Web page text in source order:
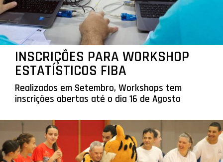
INSCRIÇÕES PARA WORKSHOP
ESTATÍSTICOS FIBA
Realizados em Setembro, Workshops tem
inscrições abertas até o dia 16 de Agosto